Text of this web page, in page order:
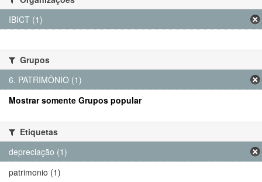
IBICT (1)
Grupos
6. PATRIMÔNIO (1)
Mostrar somente Grupos popular
Etiquetas
depreciação (1)
patrimonio (1)